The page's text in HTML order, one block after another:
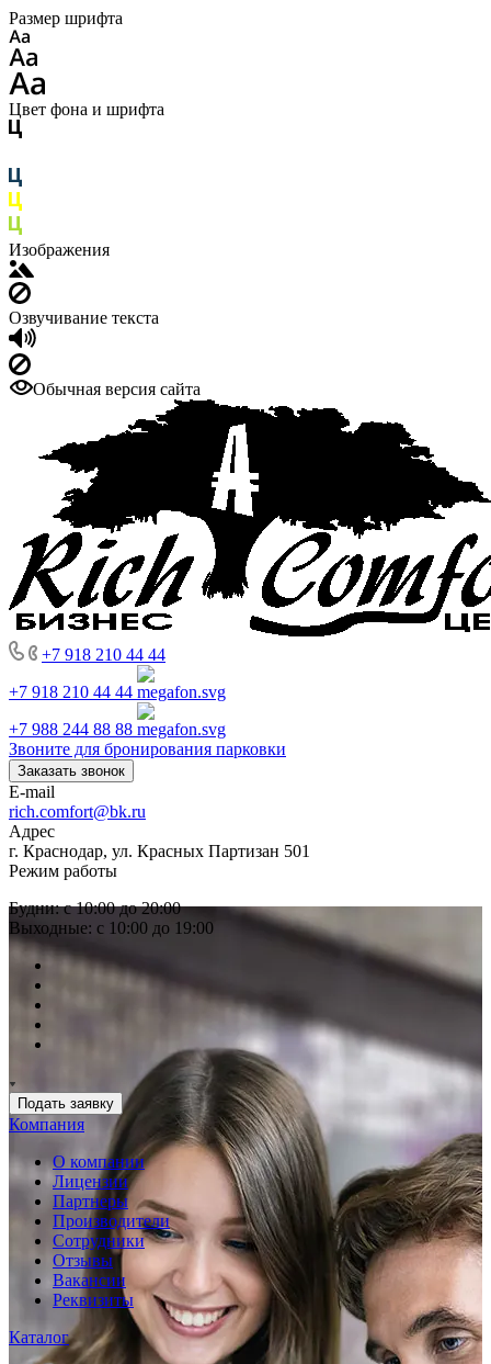
Размер шрифта
Цвет фона и шрифта
Изображения
Озвучивание текста
Обычная версия сайта
+7 918 210 44 44
+7 918 210 44 44
+7 988 244 88 88
Звоните для бронирования парковки
Заказать звонок
E-mail
rich.comfort@bk.ru
Адрес
г. Краснодар, ул. Красных Партизан 501
Режим работы
Будни: с 10:00 до 20:00
Выходные: с 10:00 до 19:00
Подать заявку
Компания
О компании
Лицензии
Партнеры
Производители
Сотрудники
Отзывы
Вакансии
Реквизиты
Каталог